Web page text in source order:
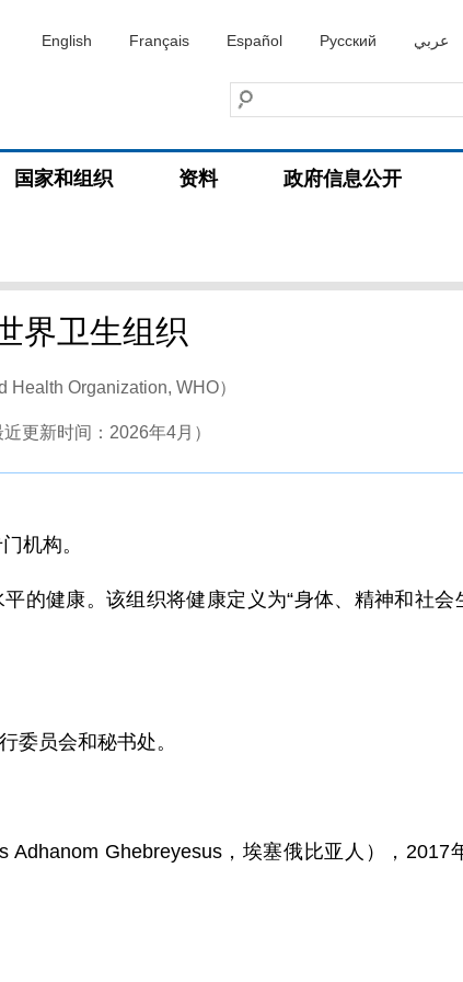
English Français Español Русский عربي
国家和组织 资料 政府信息公开
界卫生组织
Health Organization, WHO）
近更新时间：2026年4月）
机构。
的健康。该组织将健康定义为“身体、精神和社会
委员会和秘书处。
Adhanom Ghebreyesus，埃塞俄比亚人），2017